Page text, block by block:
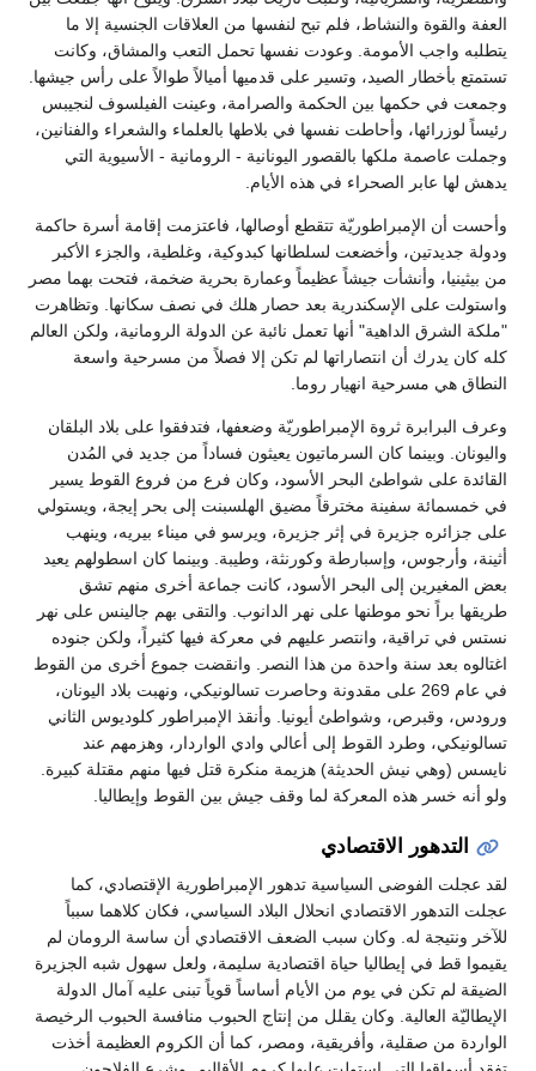
العفة والقوة والنشاط، فلم تبح لنفسها من العلاقات الجنسية إلا ما
يتطلبه واجب الأمومة. وعودت نفسها تحمل التعب والمشاق، وكانت
تستمتع بأخطار الصيد، وتسير على قدميها أميالاً طوالاً على رأس جيشها.
وجمعت في حكمها بين الحكمة والصرامة، وعينت الفيلسوف لنجيبس
رئيساً لوزرائها، وأحاطت نفسها في بلاطها بالعلماء والشعراء والفنانين،
وجملت عاصمة ملكها بالقصور اليونانية - الرومانية - الأسيوية التي
يدهش لها عابر الصحراء في هذه الأيام.
وأحست أن الإمبراطوريّة تتقطع أوصالها، فاعتزمت إقامة أسرة حاكمة
ودولة جديدتين، وأخضعت لسلطانها كبدوكية، وغلطية، والجزء الأكبر
من بيثينيا، وأنشأت جيشاً عظيماً وعمارة بحرية ضخمة، فتحت بهما مصر
واستولت على الإسكندرية بعد حصار هلك في نصف سكانها. وتظاهرت
"ملكة الشرق الداهية" أنها تعمل نائبة عن الدولة الرومانية، ولكن العالم
كله كان يدرك أن انتصاراتها لم تكن إلا فصلاً من مسرحية واسعة
النطاق هي مسرحية انهيار روما.
وعرف البرابرة ثروة الإمبراطوريّة وضعفها، فتدفقوا على بلاد البلقان
واليونان. وبينما كان السرماتيون يعيثون فساداً من جديد في المُدن
القائدة على شواطئ البحر الأسود، وكان فرع من فروع القوط يسير
في خمسمائة سفينة مخترقاً مضيق الهلسبنت إلى بحر إيجة، ويستولي
على جزائره جزيرة في إثر جزيرة، ويرسو في ميناء بيريه، وينهب
أثينة، وأرجوس، وإسبارطة وكورنثة، وطيبة. وبينما كان اسطولهم يعيد
بعض المغيرين إلى البحر الأسود، كانت جماعة أخرى منهم تشق
طريقها براً نحو موطنها على نهر الدانوب. والتقى بهم جالينس على نهر
نستس في تراقية، وانتصر عليهم في معركة فيها كثيراً، ولكن جنوده
اغتالوه بعد سنة واحدة من هذا النصر. وانقضت جموع أخرى من القوط
في عام 269 على مقدونة وحاصرت تسالونيكي، ونهبت بلاد اليونان،
ورودس، وقبرص، وشواطئ أيونيا. وأنقذ الإمبراطور كلوديوس الثاني
تسالونيكي، وطرد القوط إلى أعالي وادي الواردار، وهزمهم عند
نايسس (وهي نيش الحديثة) هزيمة منكرة قتل فيها منهم مقتلة كبيرة.
ولو أنه خسر هذه المعركة لما وقف جيش بين القوط وإيطاليا.
التدهور الاقتصادي
لقد عجلت الفوضى السياسية تدهور الإمبراطورية الإقتصادي، كما
عجلت التدهور الاقتصادي انحلال البلاد السياسي، فكان كلاهما سبباً
للآخر ونتيجة له. وكان سبب الضعف الاقتصادي أن ساسة الرومان لم
يقيموا قط في إيطاليا حياة اقتصادية سليمة، ولعل سهول شبه الجزيرة
الضيقة لم تكن في يوم من الأيام أساساً قوياً تبنى عليه آمال الدولة
الإيطاليّة العالية. وكان يقلل من إنتاج الحبوب منافسة الحبوب الرخيصة
الواردة من صقلية، وأفريقية، ومصر، كما أن الكروم العظيمة أخذت